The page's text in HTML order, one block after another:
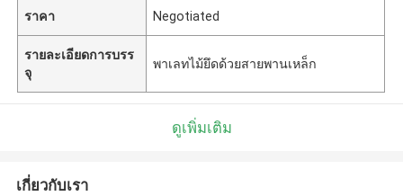
ราคา Negotiated
รายละเอียดการบรร
จุ
พาเลทไม้ยึดด้วยสายพานเหล็ก
ดูเพิ่มเติม
เกี่ยวกับเรา